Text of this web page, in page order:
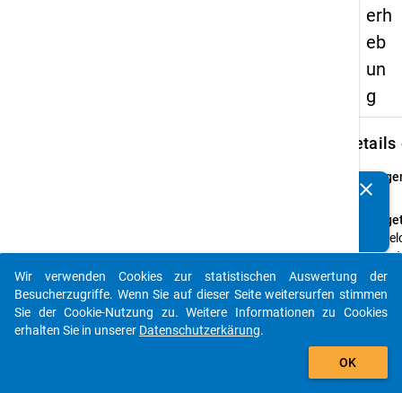
erh
eb
un
g
Details
8.1
In
bei
und
clear
auto_stories
add_shopping_cart
Wir verwenden Cookies zur statistischen Auswertung der
Besucherzugriffe. Wenn Sie auf dieser Seite weitersurfen stimmen
Sie der Cookie-Nutzung zu. Weitere Informationen zu Cookies
erhalten Sie in unserer Datenschutzerkärung.
OK